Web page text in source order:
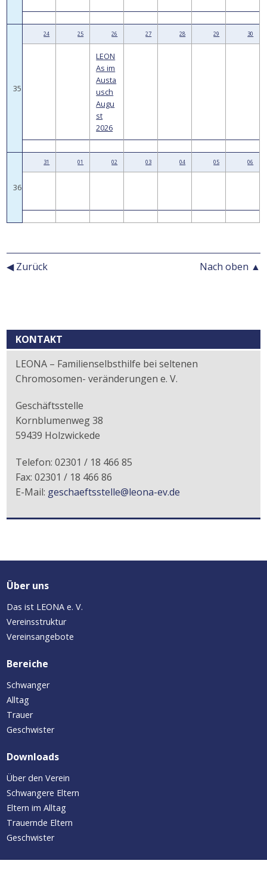
35
24 25 26 27 28 29 30
LEON
As im
Austa
usch
Augu
st
2026
36
31 01 02 03 04 05 06
◀ Zurück Nach oben ▲
Kontext
KONTAKT
LEONA – Familienselbsthilfe bei seltenen
Chromosomen- veränderungen e. V.
Geschäftsstelle
Kornblumenweg 38
59439 Holzwickede
Telefon: 02301 / 18 466 85
Fax: 02301 / 18 466 86
E-Mail: geschaeftsstelle@leona-ev.de
Über uns
Das ist LEONA e. V.
Vereinsstruktur
Vereinsangebote
Bereiche
Schwanger
Alltag
Trauer
Geschwister
Downloads
Über den Verein
Schwangere Eltern
Eltern im Alltag
Trauernde Eltern
Geschwister